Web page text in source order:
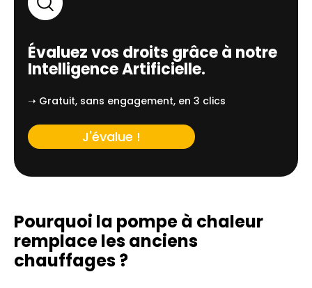
Évaluez vos droits grâce à notre
Intelligence Artificielle.
➝ Gratuit, sans engagement, en 3 clics
J'évalue !
Pourquoi la pompe à chaleur
remplaceles anciens
chauffages ?